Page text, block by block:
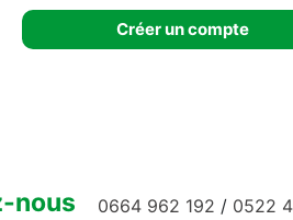
Créer un compte
nous 0664 962 192 / 0522